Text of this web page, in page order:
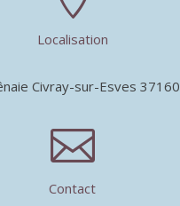
Localisation
Civray-sur-Esves 37160

Contact